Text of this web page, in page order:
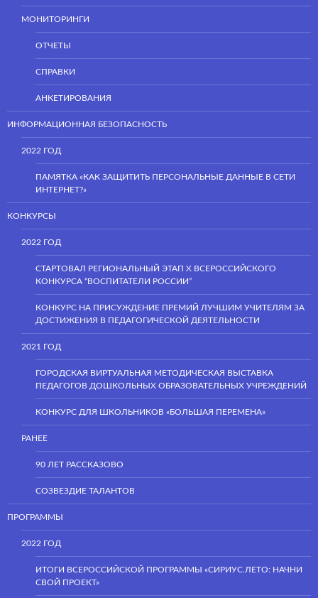
МОНИТОРИНГИ
ОТЧЕТЫ
СПРАВКИ
АНКЕТИРОВАНИЯ
ИНФОРМАЦИОННАЯ БЕЗОПАСНОСТЬ
2022 ГОД
ПАМЯТКА «КАК ЗАЩИТИТЬ ПЕРСОНАЛЬНЫЕ ДАННЫЕ В СЕТИ
ИНТЕРНЕТ?»
КОНКУРСЫ
2022 ГОД
СТАРТОВАЛ РЕГИОНАЛЬНЫЙ ЭТАП Х ВСЕРОССИЙСКОГО
КОНКУРСА “ВОСПИТАТЕЛИ РОССИИ”
КОНКУРС НА ПРИСУЖДЕНИЕ ПРЕМИЙ ЛУЧШИМ УЧИТЕЛЯМ ЗА
ДОСТИЖЕНИЯ В ПЕДАГОГИЧЕСКОЙ ДЕЯТЕЛЬНОСТИ
2021 ГОД
ГОРОДСКАЯ ВИРТУАЛЬНАЯ МЕТОДИЧЕСКАЯ ВЫСТАВКА
ПЕДАГОГОВ ДОШКОЛЬНЫХ ОБРАЗОВАТЕЛЬНЫХ УЧРЕЖДЕНИЙ
КОНКУРС ДЛЯ ШКОЛЬНИКОВ «БОЛЬШАЯ ПЕРЕМЕНА»
РАНЕЕ
90 ЛЕТ РАССКАЗОВО
СОЗВЕЗДИЕ ТАЛАНТОВ
ПРОГРАММЫ
2022 ГОД
ИТОГИ ВСЕРОССИЙСКОЙ ПРОГРАММЫ «СИРИУС.ЛЕТО: НАЧНИ
СВОЙ ПРОЕКТ»